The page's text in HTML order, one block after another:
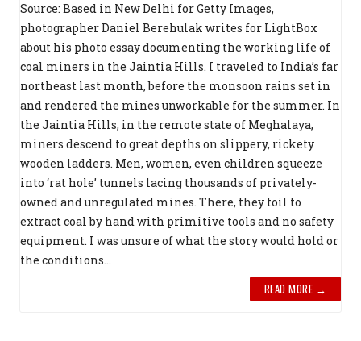
Source: Based in New Delhi for Getty Images,
photographer Daniel Berehulak writes for LightBox
about his photo essay documenting the working life of
coal miners in the Jaintia Hills. I traveled to India’s far
northeast last month, before the monsoon rains set in
and rendered the mines unworkable for the summer. In
the Jaintia Hills, in the remote state of Meghalaya,
miners descend to great depths on slippery, rickety
wooden ladders. Men, women, even children squeeze
into ‘rat hole’ tunnels lacing thousands of privately-
owned and unregulated mines. There, they toil to
extract coal by hand with primitive tools and no safety
equipment. I was unsure of what the story would hold or
the conditions...
READ MORE →